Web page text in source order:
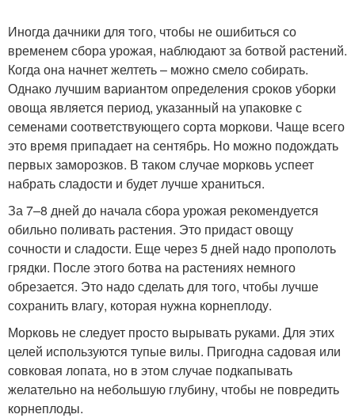
Иногда дачники для того, чтобы не ошибиться со
временем сбора урожая, наблюдают за ботвой растений.
Когда она начнет желтеть – можно смело собирать.
Однако лучшим вариантом определения сроков уборки
овоща является период, указанный на упаковке с
семенами соответствующего сорта моркови. Чаще всего
это время припадает на сентябрь. Но можно подождать
первых заморозков. В таком случае морковь успеет
набрать сладости и будет лучше храниться.
За 7–8 дней до начала сбора урожая рекомендуется
обильно поливать растения. Это придаст овощу
сочности и сладости. Еще через 5 дней надо прополоть
грядки. После этого ботва на растениях немного
обрезается. Это надо сделать для того, чтобы лучше
сохранить влагу, которая нужна корнеплоду.
Морковь не следует просто вырывать руками. Для этих
целей используются тупые вилы. Пригодна садовая или
совковая лопата, но в этом случае подкапывать
желательно на небольшую глубину, чтобы не повредить
корнеплоды.